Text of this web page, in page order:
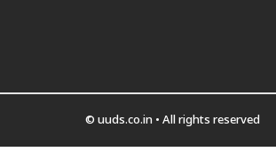
© uuds.co.in • All rights reserved